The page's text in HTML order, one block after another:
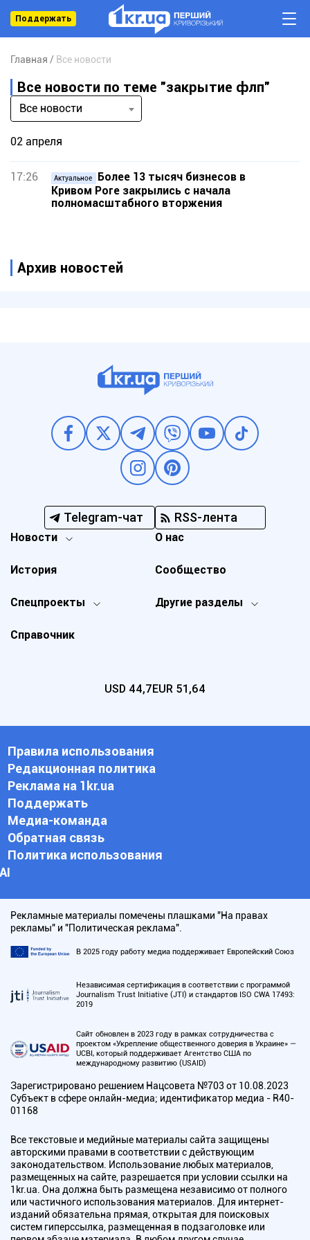
Поддержать
Главная Все новости
Все новости по теме "закрытие флп"
Все новости
02 апреля
17:26 Актуальное
Более 13 тысяч бизнесов в
Кривом Роге закрылись с начала
полномасштабного вторжения
Архив новостей
Telegram-чат RSS-лента
Новости
Спецпроекты Другие разделы
История
О нас
Справочник
Сообщество
USD 44,7EUR 51,64
Правила использования
Редакционная политика
Реклама на 1kr.ua
Поддержать
Медиа-команда
Обратная связь
Политика использования
АI
Рекламные материалы помечены плашками "На правах
рекламы" и "Политическая реклама".
В 2025 году работу медиа поддерживает Европейский Союз
Независимая сертификация в соответствии с программой
Journalism Trust Initiative (JTI) и стандартов ISO CWA 17493:
2019
Сайт обновлен в 2023 году в рамках сотрудничества с
проектом «Укрепление общественного доверия в Украине» —
UCBI, который поддерживает Агентство США по
международному развитию (USAID)
Зарегистрировано решением Нацсовета №703 от 10.08.2023
Субъект в сфере онлайн-медиа; идентификатор медиа - R40-
01168
Все текстовые и медийные материалы сайта защищены
авторскими правами в соответствии с действующим
законодательством. Использование любых материалов,
размещенных на сайте, разрешается при условии ссылки на
1kr.ua. Она должна быть размещена независимо от полного
или частичного использования материалов. Для интернет-
изданий обязательна прямая, открытая для поисковых
систем гиперссылка, размещенная в подзаголовке или